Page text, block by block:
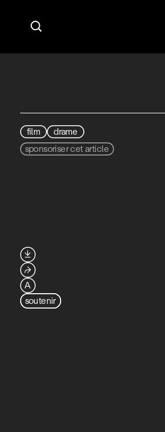

film
drame
sponsoriser cet article

⮫
A
soutenir